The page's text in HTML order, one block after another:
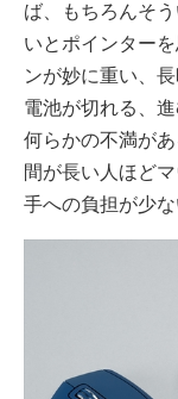
ば、もちろんそ
いとポインター
ンが妙に重い、
電池が切れる、
何らかの不満が
間が長い人ほど
手への負担が少